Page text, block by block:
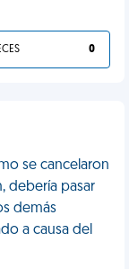
0
se cancelaron
debería pasar
demás
a causa del